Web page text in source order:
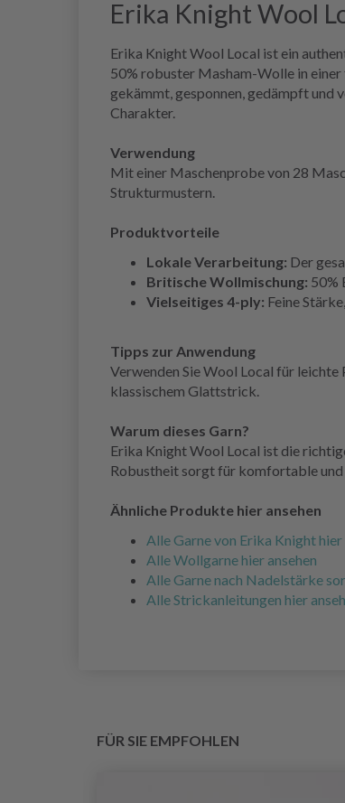
Erika Knight Wool
Erika Knight Wool Local ist ein
50% robuster Masham-Wolle in
gekämmt, gesponnen, gedämpft und
Charakter.
Verwendung
Mit einer Maschenprobe von 28
Strukturmustern.
Produktvorteile
Lokale Verarbeitung: Der
Britische Wollmischung: 50%
Vielseitiges 4-ply: Feine
Tipps zur Anwendung
Verwenden Sie Wool Local für leichte
klassischem Glattstrick.
Warum dieses Garn?
Erika Knight Wool Local ist die
Robustheit sorgt für komfortable
Ähnliche Produkte hier ansehen
Alle Garne von Erika Knight hier
Alle Wollgarne hier ansehen
Alle Garne nach Nadelstärke
Alle Strickanleitungen hier
FÜR SIE EMPFOHLEN